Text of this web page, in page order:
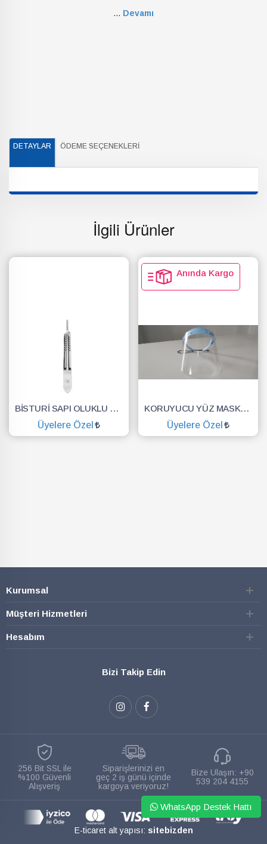
... Devamı
DETAYLAR ÖDEME SEÇENEKLERI
İlgili Ürünler
BİSTURİ SAPI OLUKLU NO.3
Üyelere Özel
Anında Kargo
KORUYUCU YÜZ MASKESİ SİPERLİK.YÜZ KALKANI.DENTAL MASKE
Üyelere Özel
Kurumsal
Müşteri Hizmetleri
Hesabım
Bizi Takip Edin
256 Bit SSL ile
%100 Güvenli
Alışveriş
Siparişlerinizi en
geç 2 iş günü içinde
kargoya veriyoruz!
Bize Ulaşın: +90
539 204 4155
E-ticaret alt yapısı: sitebizden
WhatsApp Destek Hattı